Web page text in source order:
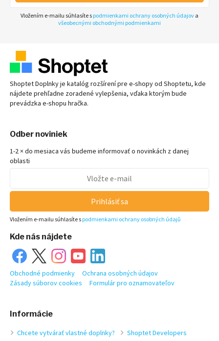
Vložením e-mailu súhlasíte s podmienkami ochrany osobných údajov a
všeobecnými obchodnými podmienkami
Shoptet Doplnky je katalóg rozšírení pre e-shopyod Shoptetu, kde
nájdete prehľadne zoradené vylepšenia, vďaka ktorým bude
prevádzka e-shopu hračka.
Informácie
Chcete vytvárať vlastné doplnky? Shoptet Developers
Odber noviniek
1-2 × do mesiaca vás budeme informovať o novinkách z danej
oblasti
Prihlásiť sa
Vložením e-mailu súhlasíte s podmienkami ochrany osobných údajů
Kde nás nájdete
Obchodné podmienky
Ochrana osobných údajov
Zásady súborov cookies
Formulár pro oznamovateľov